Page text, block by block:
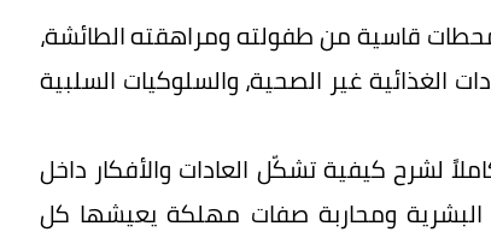
قاسية من طفولته ومراهقته الطائشة،
الغذائية غير الصحية، والسلوكيات السلبية
لشرح كيفية تشكّل العادات والأفكار داخل
البشرية ومحاربة صفات مهلكة يعيشها كل